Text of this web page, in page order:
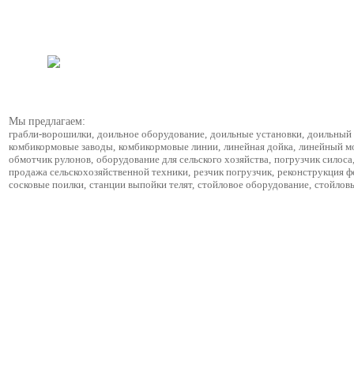
Мы предлагаем:
грабли-ворошилки, доильное оборудование, доильные установки, доильный
комбикормовые заводы, комбикормовые линии, линейная дойка, линейный
обмотчик рулонов, оборудование для сельского хозяйства, погрузчик силоса,
продажа сельскохозяйственной техники, резчик погрузчик, реконструкция
сосковые поилки, станции выпойки телят, стойловое оборудование,